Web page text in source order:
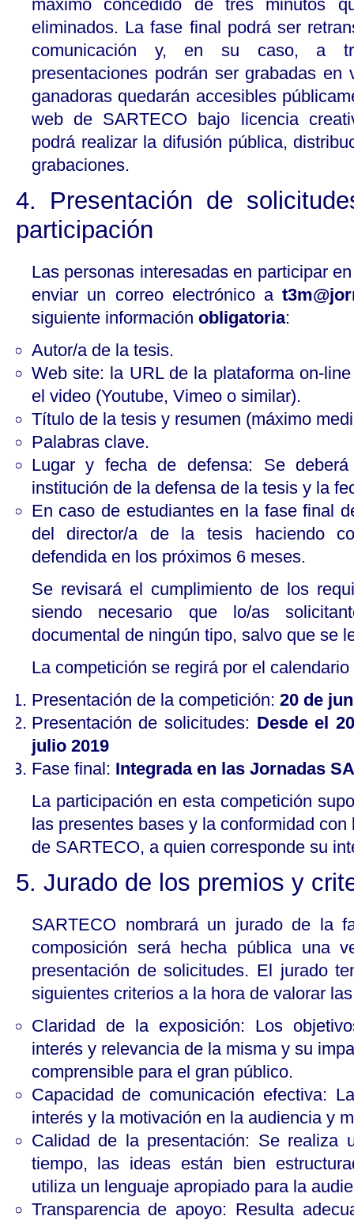
máximo concedido de tres minutos
eliminados. La fase final podrá ser
comunicación y, en su caso, a
presentaciones podrán ser grabadas en
ganadoras quedarán accesibles
web de SARTECO bajo licencia
podrá realizar la difusión pública,
grabaciones.
4. Presentación de
participación
Las personas interesadas en participar
enviar un correo electrónico a
siguiente información obligatoria:
Autor/a de la tesis.
Web site: la URL de la plataforma on-
el video (Youtube, Vimeo o similar).
Título de la tesis y resumen (máximo
Palabras clave.
Lugar y fecha de defensa: Se
institución de la defensa de la tesis y la
En caso de estudiantes en la fase final
del director/a de la tesis haciendo
defendida en los próximos 6 meses.
Se revisará el cumplimiento de los
siendo necesario que lo/as
documental de ningún tipo, salvo que se
La competición se regirá por el
Presentación de la competición: 20 de
Presentación de solicitudes: Desde el
julio 2019
Fase final: Integrada en las Jornadas
La participación en esta competición
las presentes bases y la conformidad
de SARTECO, a quien corresponde su
5. Jurado de los premios y
SARTECO nombrará un jurado de la
composición será hecha pública una
presentación de solicitudes. El jurado
siguientes criterios a la hora de valorar
Claridad de la exposición: Los
interés y relevancia de la misma y su
comprensible para el gran público.
Capacidad de comunicación efectiva:
interés y la motivación en la audiencia y
Calidad de la presentación: Se realiza
tiempo, las ideas están bien
utiliza un lenguaje apropiado para la
Transparencia de apoyo: Resulta